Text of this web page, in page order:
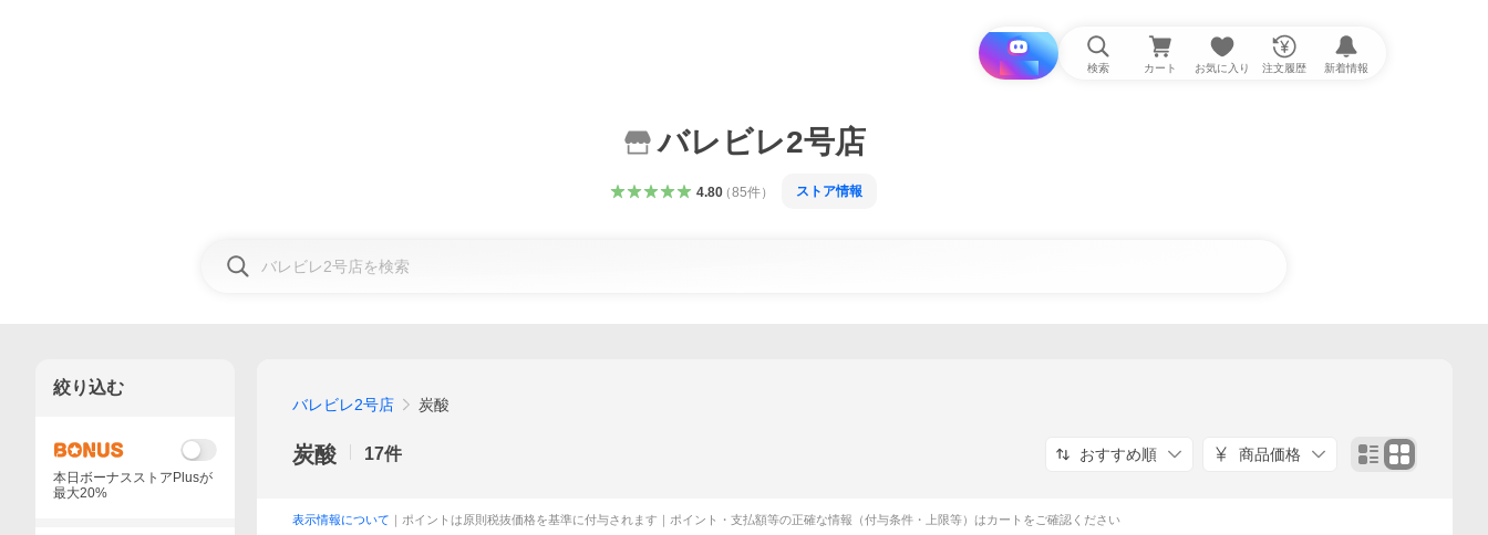
i と探す 検索 カート お気に入り 注文履歴 新着情報
バレビレ2号店
4.80（85件） ストア情報
バレビレ2号店 炭酸
炭酸 17件 おすすめ順 商品価格
表示情報について ｜ポイントは原則税抜価格を基準に付与されます｜ポイント・支払額等の正確な情報（付与条件・上限等）はカートをご確認ください
絞り込む
本日ボーナスストアPlusが
最大20%